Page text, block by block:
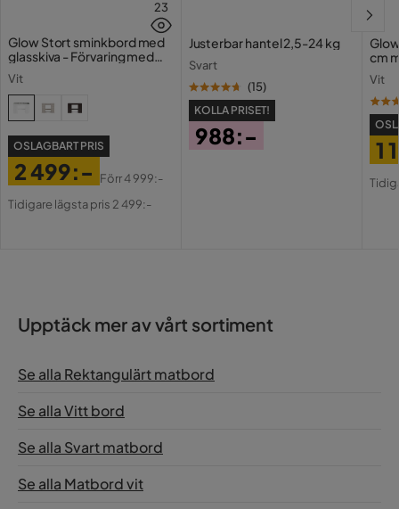
23
Glow Stort sminkbord med
glasskiva - Förvaring med
Vit
OSLAGBART PRIS
Pris
2 499:-
Original
Förr4 999:-
Tidigare lägsta pris 2 499:-
Justerbar hantel 2,5-24 kg
Svart
(15)
KOLLA PRISET!
988:-
cm
Vit
1
Upptäck mer av vårt sortiment
Se alla Rektangulärt matbord
Se alla Vitt bord
Se alla Svart matbord
Se alla Matbord vit